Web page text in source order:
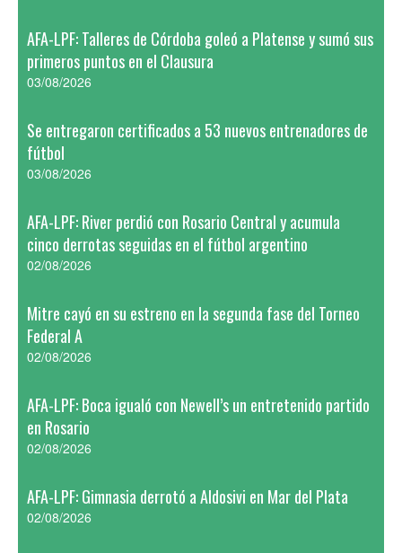
AFA-LPF: Talleres de Córdoba goleó a Platense y sumó sus
primeros puntos en el Clausura
03/08/2026
Se entregaron certificados a 53 nuevos entrenadores de
fútbol
03/08/2026
AFA-LPF: River perdió con Rosario Central y acumula
cinco derrotas seguidas en el fútbol argentino
02/08/2026
Mitre cayó en su estreno en la segunda fase del Torneo
Federal A
02/08/2026
AFA-LPF: Boca igualó con Newell’s un entretenido partido
en Rosario
02/08/2026
AFA-LPF: Gimnasia derrotó a Aldosivi en Mar del Plata
02/08/2026